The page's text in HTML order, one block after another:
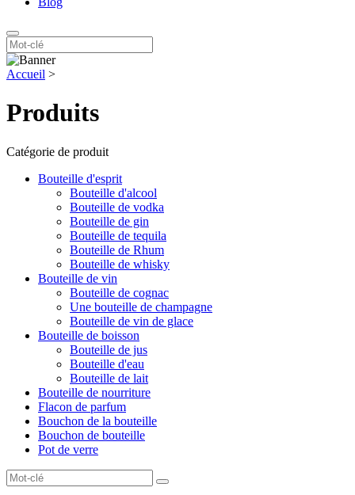
Accueil >
Produits
Catégorie de produit
Bouteille d'esprit
Bouteille d'alcool
Bouteille de vodka
Bouteille de gin
Bouteille de tequila
Bouteille de Rhum
Bouteille de whisky
Bouteille de vin
Bouteille de cognac
Une bouteille de champagne
Bouteille de vin de glace
Bouteille de boisson
Bouteille de jus
Bouteille d'eau
Bouteille de lait
Bouteille de nourriture
Flacon de parfum
Bouchon de la bouteille
Bouchon de bouteille
Pot de verre